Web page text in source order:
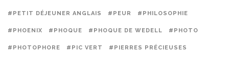
#PETIT DÉJEUNER ANGLAIS #PEUR #PHILOSOPHIE
#PHOENIX #PHOQUE #PHOQUE DE WEDELL #PHOTO
#PHOTOPHORE #PIC VERT #PIERRES PRÉCIEUSES